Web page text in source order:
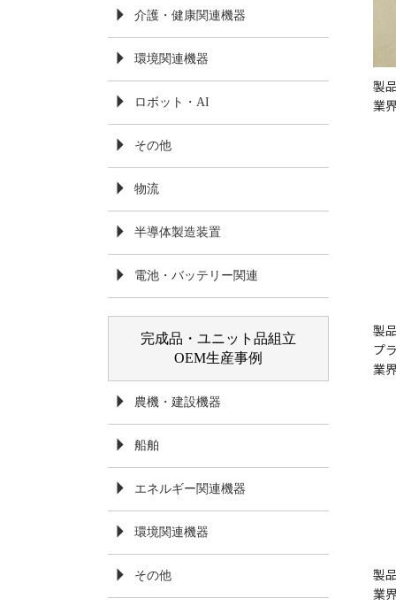
製
業
製
プ
業
製
業
介護・健康関連機器
環境関連機器
ロボット・AI
その他
物流
半導体製造装置
電池・バッテリー関連
完成品・ユニット品組立
OEM生産事例
農機・建設機器
船舶
エネルギー関連機器
環境関連機器
その他